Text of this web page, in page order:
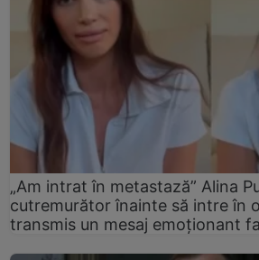
„Am intrat în metastază” Alina
cutremurător înainte să intre în
transmis un mesaj emoționant